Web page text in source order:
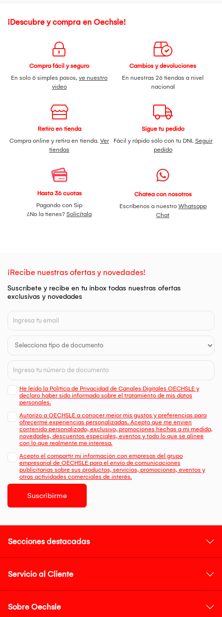
RS: NSOC98913-20CO
¡Descubre y compra en Oechsle!
Compra fácil y seguro
En solo 6 simples pasos, ve nuestro
video
Cambios y devoluciones
En nuestras 26 tiendas a nivel
nacional
Retiro en tienda
Compra online y retira en tienda. Ver
tiendas
Sigue tu pedido
Fácil y rápido sólo con tu DNI. Seguir
pedido
Hasta 36 cuotas
Pagando con Sip
¿No la tienes? Solicítala
Chatea con nosotros
Escríbenos a nuestro Whatsapp
Chat
¡Recibe nuestras ofertas y novedades!
Suscríbete y recibe en tu inbox todas nuestras ofertas
exclusivas y novedades
He leído la Política de Privacidad de Canales Digitales OECHSLE y
declaro haber sido informado sobre el tratamiento de mis datos
personales.
Autorizo a OECHSLE a conocer mejor mis gustos y preferencias para
ofrecerme experiencias personalizadas. Acepto que me envien
contenido personalizado, exclusivo, promociones hechas a mi medida,
novedades, descuentos especiales, eventos y todo lo que se alinee
con lo que realmente me interesa.
Acepto el compartir mi información con empresas del grupo
empresarial de OECHSLE para el envío de comunicaciones
publicitarias sobre sus productos, servicios, promociones, eventos y
otras actividades comerciales de interés.
Suscribirme
Secciones destacadas
Servicio al Cliente
Sobre Oechsle